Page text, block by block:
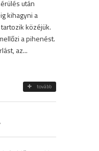
után
kihagyni a
közéjük.
a pihenést.
az...
tovább